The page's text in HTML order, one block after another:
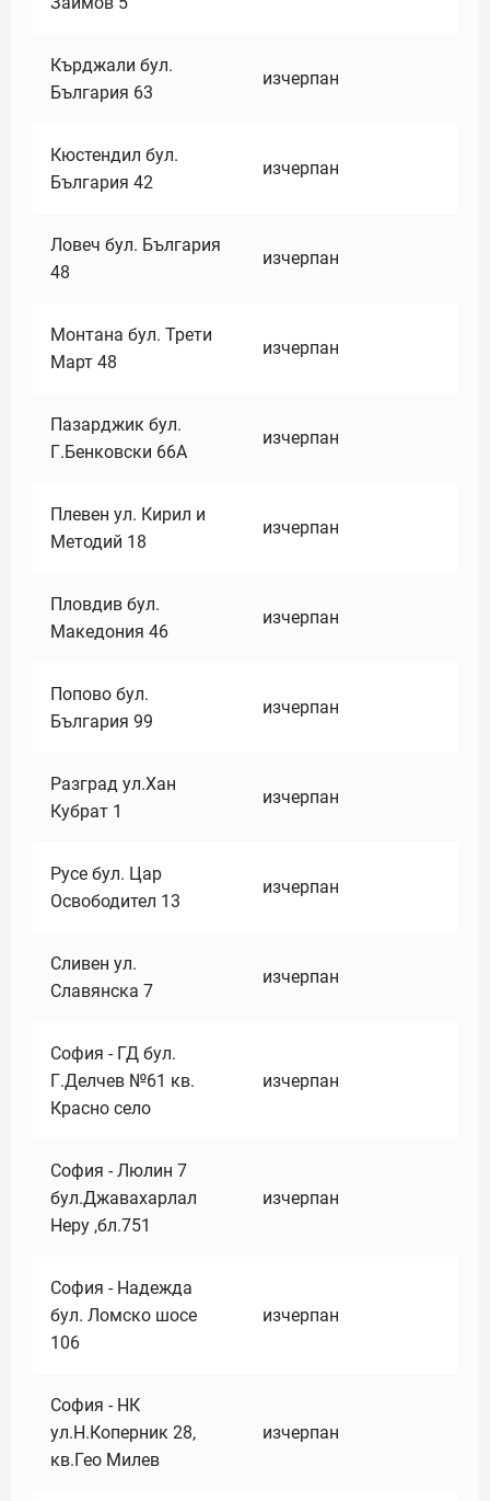
Кърджали бул.
България 63
изчерпан
Кюстендил бул.
България 42
изчерпан
Ловеч бул. България
48
изчерпан
Монтана бул. Трети
Март 48
изчерпан
Пазарджик бул.
Г.Бенковски 66А
изчерпан
Плевен ул. Кирил и
Методий 18
изчерпан
Пловдив бул.
Македония 46
изчерпан
Попово бул.
България 99
изчерпан
Разград ул.Хан
Кубрат 1
изчерпан
Русе бул. Цар
Освободител 13
изчерпан
Сливен ул.
Славянска 7
изчерпан
София - ГД бул.
Г.Делчев №61 кв.
Красно село
изчерпан
София - Люлин 7
бул.Джавахарлал
Неру ,бл.751
изчерпан
София - Надежда
бул. Ломско шосе
106
изчерпан
София - НК
ул.Н.Коперник 28,
кв.Гео Милев
изчерпан